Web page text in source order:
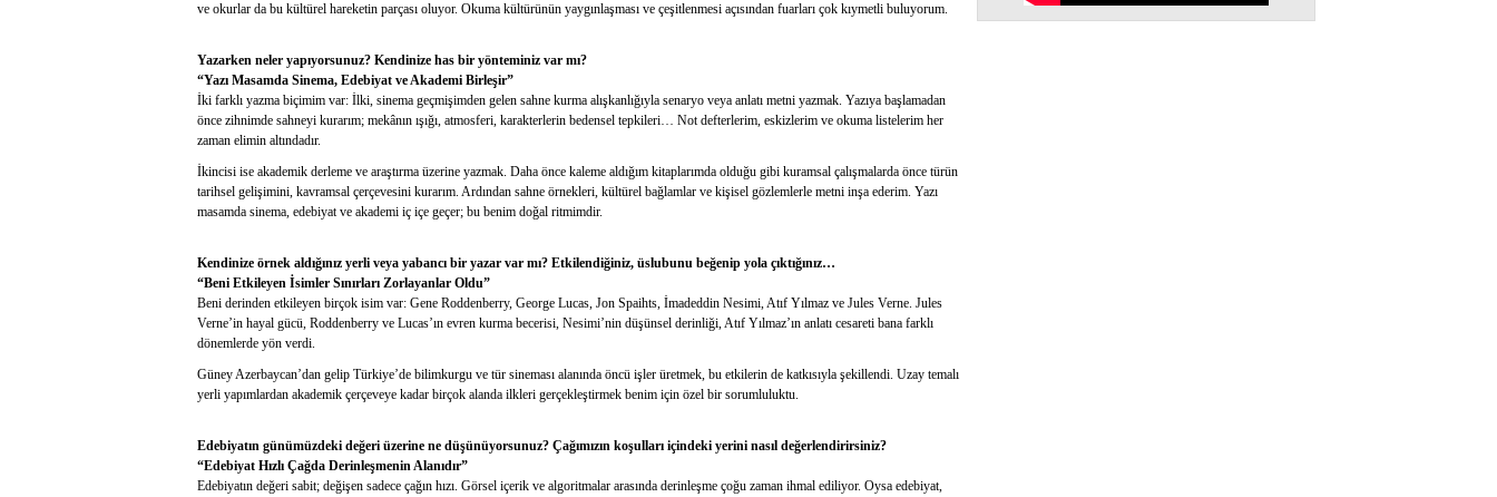
ve okurlar da bu kültürel hareketin parçası oluyor. Okuma kültürünün yaygınlaşması ve çeşitlenmesi açısından fuarları çok kıymetli buluyorum.
Yazarken neler yapıyorsunuz? Kendinize has bir yönteminiz var mı?
“Yazı Masamda Sinema, Edebiyat ve Akademi Birleşir”
İki farklı yazma biçimim var: İlki, sinema geçmişimden gelen sahne kurma alışkanlığıyla senaryo veya anlatı metni yazmak. Yazıya başlamadan
önce zihnimde sahneyi kurarım; mekânın ışığı, atmosferi, karakterlerin bedensel tepkileri… Not defterlerim, eskizlerim ve okuma listelerim her
zaman elimin altındadır.
İkincisi ise akademik derleme ve araştırma üzerine yazmak. Daha önce kaleme aldığım kitaplarımda olduğu gibi kuramsal çalışmalarda önce türün
tarihsel gelişimini, kavramsal çerçevesini kurarım. Ardından sahne örnekleri, kültürel bağlamlar ve kişisel gözlemlerle metni inşa ederim. Yazı
masamda sinema, edebiyat ve akademi iç içe geçer; bu benim doğal ritmimdir.
Kendinize örnek aldığınız yerli veya yabancı bir yazar var mı? Etkilendiğiniz, üslubunu beğenip yola çıktığınız…
“Beni Etkileyen İsimler Sınırları Zorlayanlar Oldu”
Beni derinden etkileyen birçok isim var: Gene Roddenberry, George Lucas, Jon Spaihts, İmadeddin Nesimi, Atıf Yılmaz ve Jules Verne. Jules
Verne’in hayal gücü, Roddenberry ve Lucas’ın evren kurma becerisi, Nesimi’nin düşünsel derinliği, Atıf Yılmaz’ın anlatı cesareti bana farklı
dönemlerde yön verdi.
Güney Azerbaycan’dan gelip Türkiye’de bilimkurgu ve tür sineması alanında öncü işler üretmek, bu etkilerin de katkısıyla şekillendi. Uzay temalı
yerli yapımlardan akademik çerçeveye kadar birçok alanda ilkleri gerçekleştirmek benim için özel bir sorumluluktu.
Edebiyatın günümüzdeki değeri üzerine ne düşünüyorsunuz? Çağımızın koşulları içindeki yerini nasıl değerlendirirsiniz?
“Edebiyat Hızlı Çağda Derinleşmenin Alanıdır”
Edebiyatın değeri sabit; değişen sadece çağın hızı. Görsel içerik ve algoritmalar arasında derinleşme çoğu zaman ihmal ediliyor. Oysa edebiyat,